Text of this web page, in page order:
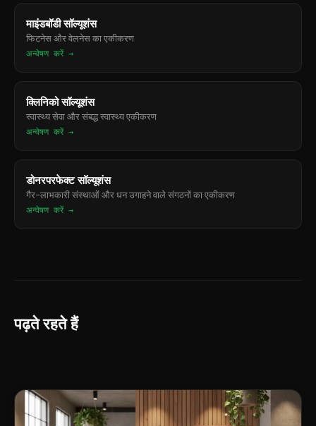
माइंडबॉडी सॉल्यूशंस
फिटनेस और वेलनेस का एकीकरण
अन्वेषण करें →
क्लिनिको सॉल्यूशंस
स्वास्थ्य सेवा और संबद्ध स्वास्थ्य एकीकरण
अन्वेषण करें →
डोनरपरफेक्ट सॉल्यूशंस
गैर-लाभकारी संस्थाओं और धन उगाहने वाले संगठनों का एकीकरण
अन्वेषण करें →
पढ़ते रहते हैं